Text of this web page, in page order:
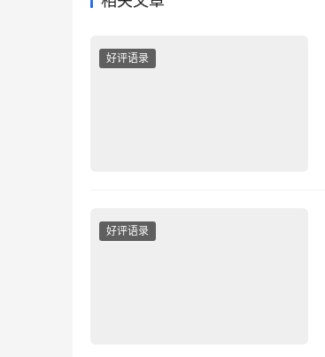
好评语录
好评语录